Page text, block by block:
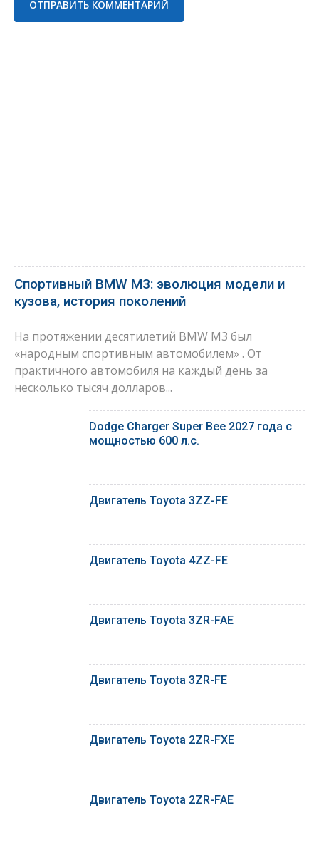
Спортивный BMW M3: эволюция модели и
кузова, история поколений
На протяжении десятилетий BMW M3 был
«народным спортивным автомобилем» . От
практичного автомобиля на каждый день за
несколько тысяч долларов...
Dodge Charger Super Bee 2027 года с
мощностью 600 л.с.
Двигатель Toyota 3ZZ-FE
Двигатель Toyota 4ZZ-FE
Двигатель Toyota 3ZR-FAE
Двигатель Toyota 3ZR-FE
Двигатель Toyota 2ZR-FXE
Двигатель Toyota 2ZR-FAE